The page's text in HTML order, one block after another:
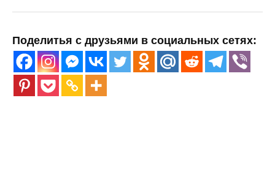
Поделитья с друзьями в социальных сетях: